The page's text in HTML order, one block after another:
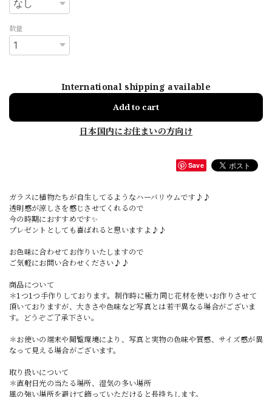
数量
International shipping available
Add to cart
日本国内にお住まいの方向け
Save
ガラスに植物たちが自生してるようなハーバリウムです♪♪
透明感が涼しさを感じさせてくれるので
今の時期におすすめです✨️
プレゼントとしても喜ばれると思いますよ♪♪
お色味に合わせてお作りいたしますので
ご気軽にお問い合わせください♪♪
商品について
＊1つ1つ手作りしております。制作時に極力同じ花材を使いお作りさせて
頂いておりますが、大きさや色味など写真とは若干異なる場合がございま
す。どうぞご了承下さい。
＊お使いの端末や閲覧環境により、写真と実物の色味や質感、サイズ感が異
なって見える場合がございます。
取り扱いについて
＊直射日光の当たる場所、湿気の多い場所
風の強い場所を避けて飾っていただけると長持ちします。